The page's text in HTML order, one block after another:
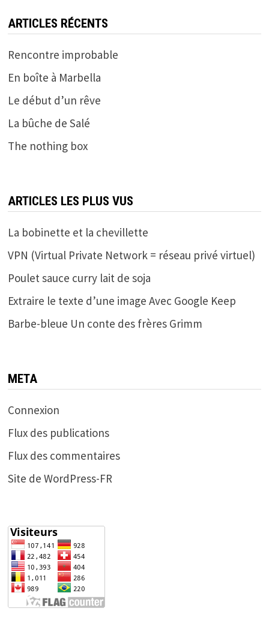
ARTICLES RÉCENTS
Rencontre improbable
En boîte à Marbella
Le début d’un rêve
La bûche de Salé
The nothing box
ARTICLES LES PLUS VUS
La bobinette et la chevillette
VPN (Virtual Private Network = réseau privé virtuel)
Poulet sauce curry lait de soja
Extraire le texte d’une image Avec Google Keep
Barbe-bleue Un conte des frères Grimm
META
Connexion
Flux des publications
Flux des commentaires
Site de WordPress-FR